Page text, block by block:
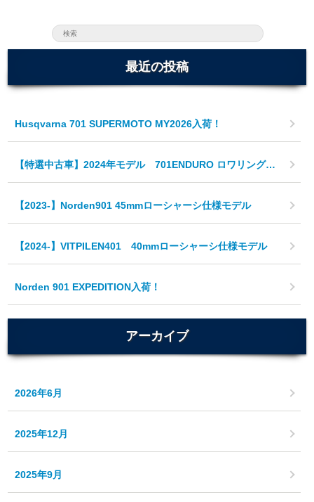
最近の投稿
Husqvarna 701 SUPERMOTO MY2026入荷！
【特選中古車】2024年モデル 701ENDURO ロワリング仕様
【2023-】Norden901 45mmローシャーシ仕様モデル
【2024-】VITPILEN401 40mmローシャーシ仕様モデル
Norden 901 EXPEDITION入荷！
アーカイブ
2026年6月
2025年12月
2025年9月